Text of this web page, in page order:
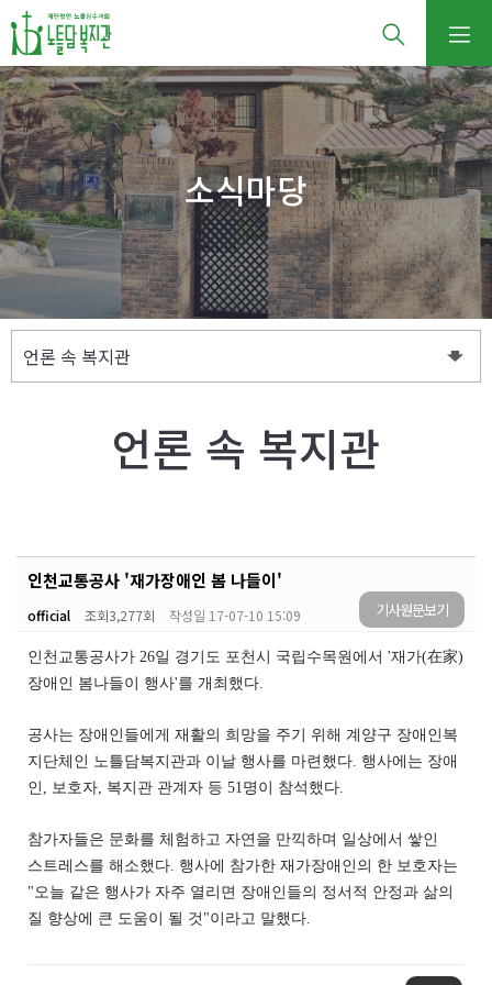
소식마당
언론 속 복지관
인천교통공사 '재가장애인 봄 나들이'
official 조회3,277회 작성일 17-07-10 15:09 기사원문보기
인천교통공사가 26일 경기도 포천시 국립수목원에서 '재가(在家)
장애인 봄나들이 행사'를 개최했다.
공사는 장애인들에게 재활의 희망을 주기 위해 계양구 장애인복
지단체인 노틀담복지관과 이날 행사를 마련했다. 행사에는 장애
인, 보호자, 복지관 관계자 등 51명이 참석했다.
참가자들은 문화를 체험하고 자연을 만끽하며 일상에서 쌓인
스트레스를 해소했다. 행사에 참가한 재가장애인의 한 보호자는
"오늘 같은 행사가 자주 열리면 장애인들의 정서적 안정과 삶의
질 향상에 큰 도움이 될 것"이라고 말했다.